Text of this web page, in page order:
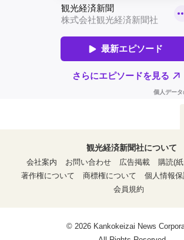
観光経済新聞社について
会社案内
お問い合わせ 広告掲載
購読(
著作権について
商標権について
個人情報
会員規約
© 2026 Kankokeizai News